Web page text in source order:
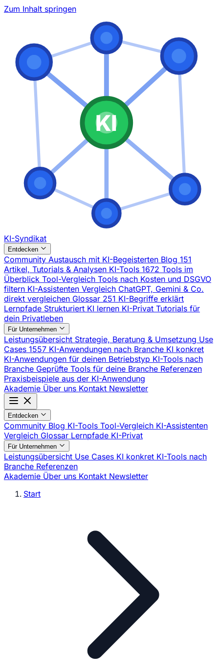
Zum Inhalt springen
KI
KI-Syndikat
Entdecken
Community Austausch mit KI-Begeisterten Blog 151
Artikel, Tutorials & Analysen KI-Tools 1672 Tools im
Überblick Tool-Vergleich Tools nach Kosten und DSGVO
filtern KI-Assistenten Vergleich ChatGPT, Gemini & Co.
direkt vergleichen Glossar 251 KI-Begriffe erklärt
Lernpfade Strukturiert KI lernen KI-Privat Tutorials für
dein Privatleben
Für Unternehmen
Leistungsübersicht Strategie, Beratung & Umsetzung Use
Cases 1557 KI-Anwendungen nach Branche KI konkret
KI-Anwendungen für deinen Betriebstyp KI-Tools nach
Branche Geprüfte Tools für deine Branche Referenzen
Praxisbeispiele aus der KI-Anwendung
Akademie Über uns Kontakt Newsletter
Entdecken
Community Blog KI-Tools Tool-Vergleich KI-Assistenten
Vergleich Glossar Lernpfade KI-Privat
Für Unternehmen
Leistungsübersicht Use Cases KI konkret KI-Tools nach
Branche Referenzen
Akademie Über uns Kontakt Newsletter
Start